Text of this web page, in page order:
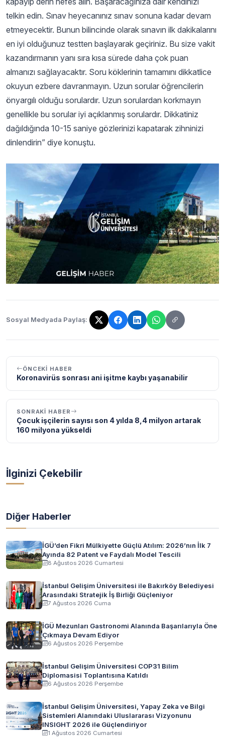
telkin edin. Sınav heyecanınız sınav sonuna kadar devam
etmeyecektir. Bunun bilincinde olarak sınavın ilk dakikalarını
en iyi olduğunuz testten başlayarak geçiriniz. Bu size vakit
kazandırmanın yanı sıra kısa sürede daha çok puan
almanızı sağlayacaktır. Soru köklerinin tamamını dikkatlice
okuyun ezbere davranmayın. Uzun sorular öğrencilerin
önyargılı olduğu sorulardır. Uzun sorulardan korkmayın
genellikle bu sorular iyi açıklanmış sorulardır. Dikkatiniz
dağıldığında 10-15 saniye gözlerinizi kapatarak zihninizi
dinlendirin” diye konuştu.
Sosyal Medyada Paylaş:
Bağlantı kopyalandı!
ÖNCEKI HABER
Koronavirüs sonrası ani işitme kaybı yaşanabilir
SONRAKI HABER
Çocuk işçilerin sayısı son 4 yılda 8,4 milyon artarak
160 milyona yükseldi
İlginizi Çekebilir
Diğer Haberler
İGÜ’den Fikri Mülkiyette Güçlü Atılım: 2026’nın İlk 7
Ayında 82 Patent ve Faydalı Model Tescili
8 Ağustos 2026 Cumartesi
İstanbul Gelişim Üniversitesi ile Bakırköy Belediyesi
Arasındaki Stratejik İş Birliği Güçleniyor
7 Ağustos 2026 Cuma
İGÜ Mezunları Gastronomi Alanında Başarılarıyla Öne
Çıkmaya Devam Ediyor
6 Ağustos 2026 Perşembe
İstanbul Gelişim Üniversitesi COP31 Bilim
Diplomasisi Toplantısına Katıldı
6 Ağustos 2026 Perşembe
İstanbul Gelişim Üniversitesi, Yapay Zeka ve Bilgi
Sistemleri Alanındaki Uluslararası Vizyonunu
INSIGHT 2026 ile Güçlendiriyor
1 Ağustos 2026 Cumartesi